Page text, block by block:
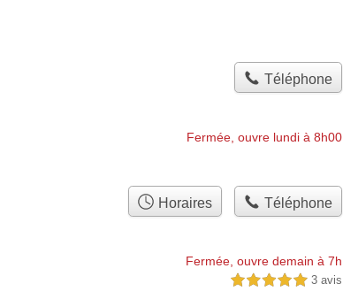
Téléphone
Fermée, ouvre lundi à 8h00
Horaires Téléphone
Fermée, ouvre demain à 7h
5,0 étoiles sur 5 3 avis